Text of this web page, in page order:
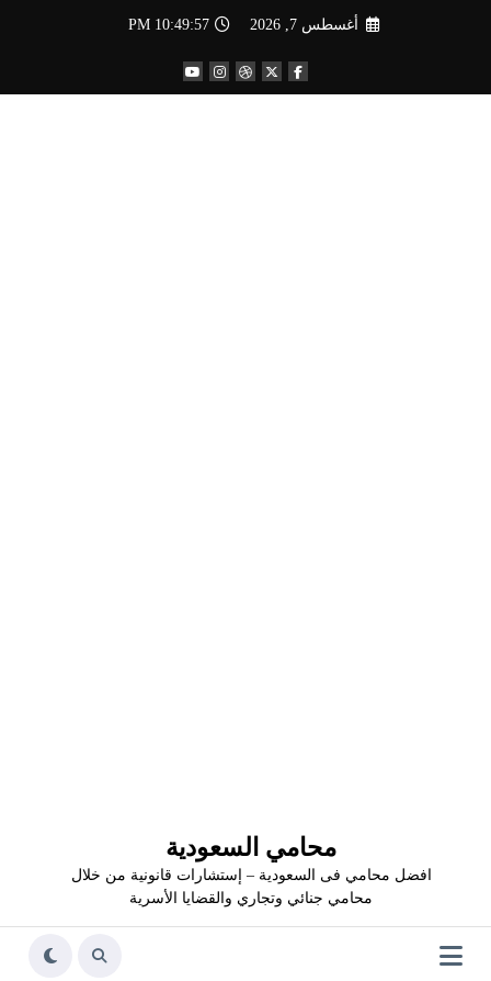
أغسطس 7, 2026 10:49:58 PM
محامي السعودية
افضل محامي فى السعودية – إستشارات قانونية من خلال
محامي جنائي وتجاري والقضايا الأسرية